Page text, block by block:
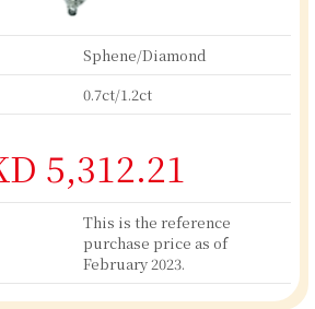
Sphene/Diamond
0.7ct/1.2ct
5,312.21
This is the reference
purchase price as of
February 2023.